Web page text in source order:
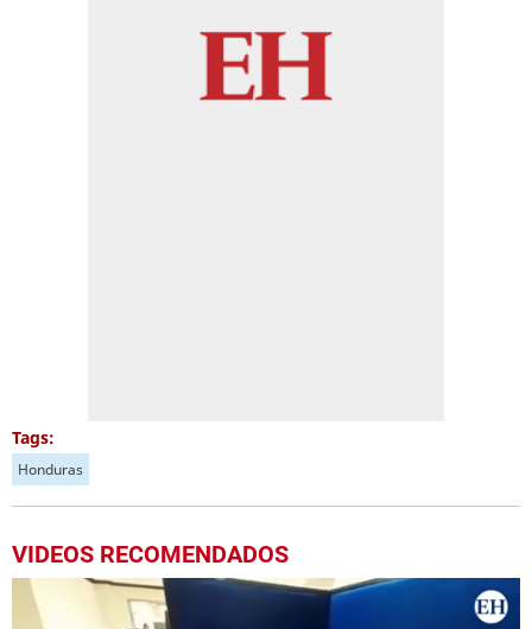
Tags:
Honduras
VIDEOS RECOMENDADOS